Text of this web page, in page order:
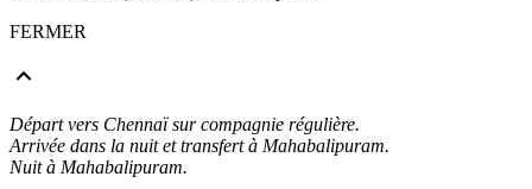
FERMER
Départ vers Chennaï sur compagnie régulière.
Arrivée dans la nuit et transfert à Mahabalipuram.
Nuit à Mahabalipuram.